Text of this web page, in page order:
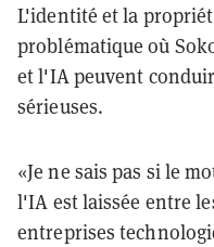
L'identité et la
problématique où
et l'IA peuvent
sérieuses.
«Je ne sais pas si le
l'IA est laissée entre
entreprises